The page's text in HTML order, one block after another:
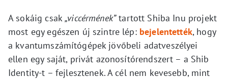
A sokáig csak„viccérmének”tartott Shiba Inu projekt
most egy egészen új szintre lép: bejelentették, hogy
a kvantumszámítógépek jövőbeli adatveszélyei
ellen egy saját, privát azonosítórendszert – a Shib
Identity-t – fejlesztenek. A cél nem kevesebb, mint